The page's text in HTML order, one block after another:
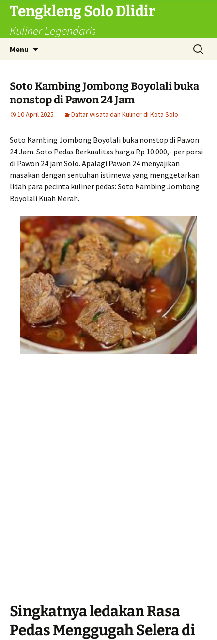
Langsung
Tengkleng Solo Dlidir
Kuliner Legendaris
Menu
Cari
untuk:
Soto Kambing Jombong Boyolali buka
nonstop di Pawon 24 Jam
10 April 2025 Daftar wisata dan Kuliner di Kota Solo
Soto Kambing Jombong Boyolali buka nonstop di Pawon
24 Jam. Soto Pedas Berkualitas harga Rp 10.000,- per porsi
di Pawon 24 jam Solo. Apalagi Pawon 24 menyajikan
masakan dengan sentuhan istimewa yang menggetarkan
lidah para pecinta kuliner pedas: Soto Kambing Jombong
Boyolali Kuah Merah.
Singkatnya ledakan Rasa
Pedas Menggugah Selera di